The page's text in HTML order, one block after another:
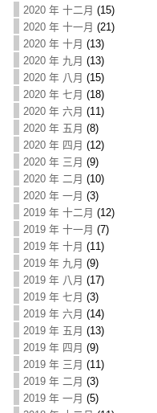
2020 年 十二月 (15)
2020 年 十一月 (21)
2020 年 十月 (13)
2020 年 九月 (13)
2020 年 八月 (15)
2020 年 七月 (18)
2020 年 六月 (11)
2020 年 五月 (8)
2020 年 四月 (12)
2020 年 三月 (9)
2020 年 二月 (10)
2020 年 一月 (3)
2019 年 十二月 (12)
2019 年 十一月 (7)
2019 年 十月 (11)
2019 年 九月 (9)
2019 年 八月 (17)
2019 年 七月 (3)
2019 年 六月 (14)
2019 年 五月 (13)
2019 年 四月 (9)
2019 年 三月 (11)
2019 年 二月 (3)
2019 年 一月 (5)